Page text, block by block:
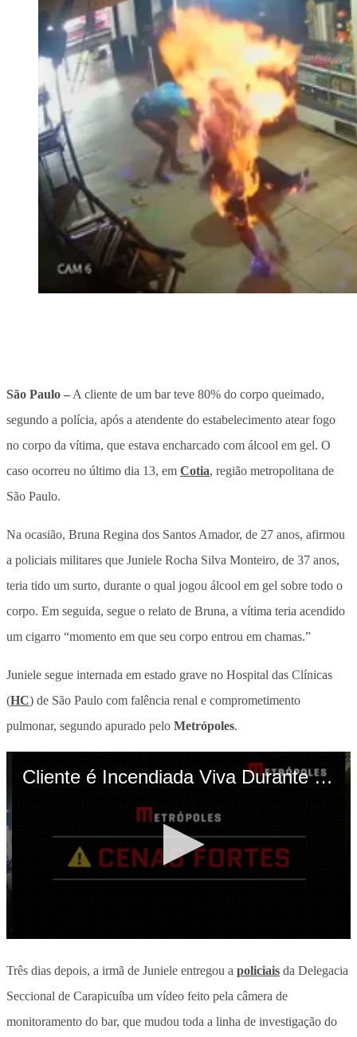
São Paulo – A cliente de um bar teve 80% do corpo queimado,
segundo a polícia, após a atendente do estabelecimento atear fogo
no corpo da vítima, que estava encharcado com álcool em gel. O
caso ocorreu no último dia 13, em Cotia, região metropolitana de
São Paulo.
Na ocasião, Bruna Regina dos Santos Amador, de 27 anos, afirmou
a policiais militares que Juniele Rocha Silva Monteiro, de 37 anos,
teria tido um surto, durante o qual jogou álcool em gel sobre todo o
corpo. Em seguida, segue o relato de Bruna, a vítima teria acendido
um cigarro “momento em que seu corpo entrou em chamas.”
Juniele segue internada em estado grave no Hospital das Clínicas
(HC) de São Paulo com falência renal e comprometimento
pulmonar, segundo apurado pelo Metrópoles.
Três dias depois, a irmã de Juniele entregou a policiais da Delegacia
Seccional de Carapicuíba um vídeo feito pela câmera de
monitoramento do bar, que mudou toda a linha de investigação do